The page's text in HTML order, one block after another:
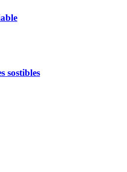
sostibles